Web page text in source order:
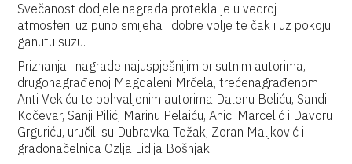
Svečanost dodjele nagrada protekla je u vedroj
atmosferi, uz puno smijeha i dobre volje te čak i uz pokoju
ganutu suzu.
Priznanja i nagrade najuspješnijim prisutnim autorima,
drugonagrađenoj Magdaleni Mrčela, trećenagrađenom
Anti Vekiću te pohvaljenim autorima Dalenu Beliću, Sandi
Kočevar, Sanji Pilić, Marinu Pelaiću, Anici Marcelić i Davoru
Grguriću, uručili su Dubravka Težak, Zoran Maljković i
gradonačelnica Ozlja Lidija Bošnjak.